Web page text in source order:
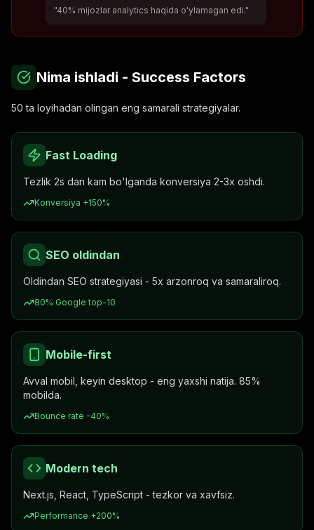
"40% mijozlar analytics haqida o'ylamagan edi."
Nima ishladi - Success Factors
50 ta loyihadan olingan eng samarali strategiyalar.
Fast Loading
Tezlik 2s dan kam bo'lganda konversiya 2-3x oshdi.
Konversiya +150%
SEO oldindan
Oldindan SEO strategiyasi - 5x arzonroq va samaraliroq.
80% Google top-10
Mobile-first
Avval mobil, keyin desktop - eng yaxshi natija. 85%
mobilda.
Bounce rate -40%
Modern tech
Next.js, React, TypeScript - tezkor va xavfsiz.
Performance +200%